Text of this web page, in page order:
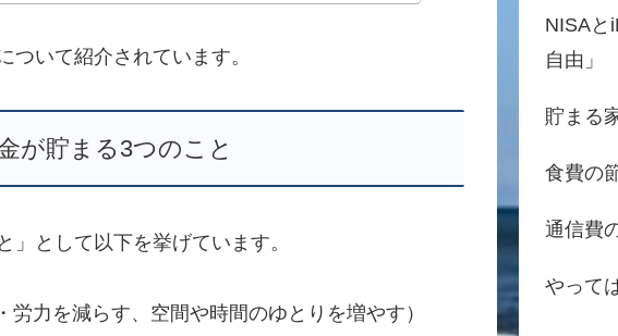
いて紹介されています。
が貯まる3つのこと
として以下を挙げています。
力を減らす、空間や時間のゆとりを増やす）
NISAと
自由」
貯まる
食費の
通信費
やって